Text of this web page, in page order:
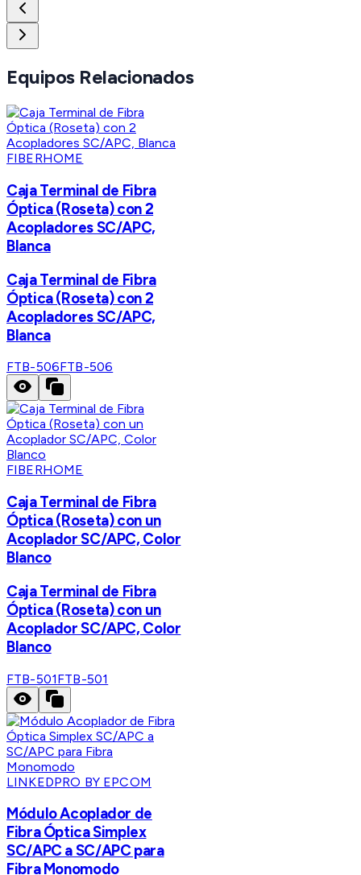
Equipos Relacionados
FIBERHOME
Caja Terminal de Fibra
Óptica (Roseta) con 2
Acopladores SC/APC,
Blanca
Caja Terminal de Fibra
Óptica (Roseta) con 2
Acopladores SC/APC,
Blanca
FTB-506FTB-506
FIBERHOME
Caja Terminal de Fibra
Óptica (Roseta) con un
Acoplador SC/APC, Color
Blanco
Caja Terminal de Fibra
Óptica (Roseta) con un
Acoplador SC/APC, Color
Blanco
FTB-501FTB-501
LINKEDPRO BY EPCOM
Módulo Acoplador de
Fibra Óptica Simplex
SC/APC a SC/APC para
Fibra Monomodo